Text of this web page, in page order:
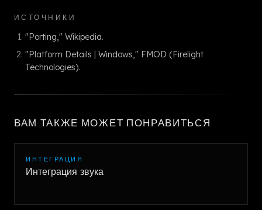
ИСТОЧНИКИ
"Porting," Wikipedia.
"Platform Details | Windows," FMOD (Firelight
Technologies).
ВАМ ТАКЖЕ МОЖЕТ ПОНРАВИТЬСЯ
ИНТЕГРАЦИЯ
Интеграция звука